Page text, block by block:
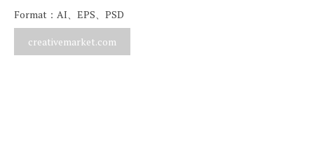
Format：AI、EPS、PSD
creativemarket.com